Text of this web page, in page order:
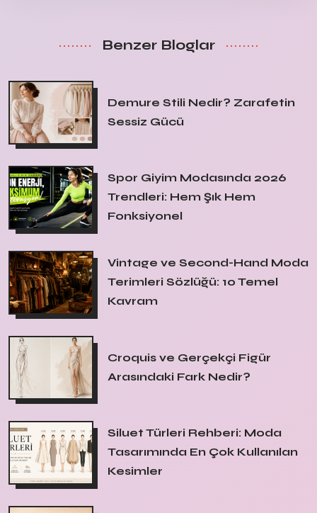
Benzer Bloglar
Demure Stili Nedir? Zarafetin
Sessiz Gücü
Spor Giyim Modasında 2026
Trendleri: Hem Şık Hem
Fonksiyonel
Vintage ve Second-Hand Moda
Terimleri Sözlüğü: 10 Temel
Kavram
Croquis ve Gerçekçi Figür
Arasındaki Fark Nedir?
Siluet Türleri Rehberi: Moda
Tasarımında En Çok Kullanılan
Kesimler